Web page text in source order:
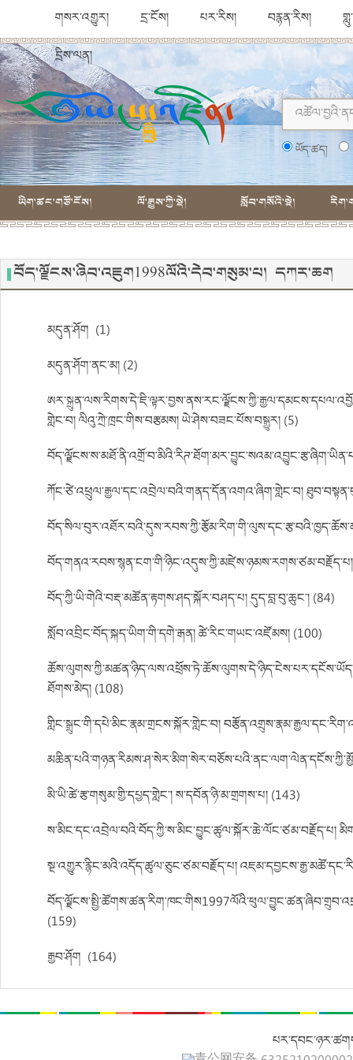
གསར་འགྱུར། དྲ་ངོས། པར་རིས། བརྙན་རིས།
དྲིས་ལན།
ཡོད་ཚད།
ཡིག་ཚང་གཙོ་ངོས། ལོ་རྒྱུས་ཀྱི་སྡེ། སློབ་གསོའི་སྡེ།
བོད་ལྗོངས་ཞིབ་འཇུག1998ལོའི་དེབ་གསུམ་པ། དཀར་ཆག
མདུན་ཤོག། (1)
མདུན་ཤོག་ནང་མ། (2)
གླེང་བ། ལིའུ་ཀྲེ་ཁྲང་གིས་བརྩམས། ཡེ་ཤེས་བཟང་པོས་བསྒྱུར། (5)
ཀོང་ཙེ་འཕྲུལ་རྒྱལ་དང་འབྲེལ་བའི་གནད་དོན་འགའ་ཞིག་གླེང་བ།
བོད་ཀྱི་ཡི་གེའི་བརྡ་མཚོན་རྟགས་ཤད་སྐོར་བཤད་པ། དུད་བླ་བུ་ཆུང་། (84)
སློབ་འབྲིང་བོད་སྐད་ཡིག་གི་དགེ་རྒན། ཚེ་རིང་གཡང་འཛོམས། (100)
ཐོགས་མེད། (108)
གླིང་སྒྲུང་གི་དཔེ་མིང་རྣམ་གྲངས་སྐོར་གླེང་བ།
མི་ཡི་ཚེ་རྩ་གསུམ་གྱི་དཔྱད་གླེང་། ས་དབོན་ཉི་མ་གྲགས་པ། (143)
ས་མིང་དང་འབྲེལ་བའི་བོད་ཀྱི་ས་མིང་བྱུང་ཚུལ་སྐོར་ཆེ་ལོང་ཙམ་བརྗོད་པ།
སྔ་འགྱུར་རྙིང་མའི་འདོད་ཚུལ་ཅུང་ཙམ་བརྗོད་པ།
(159)
རྒྱབ་ཤོག། (164)